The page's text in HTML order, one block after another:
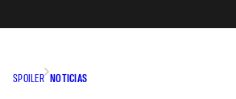
SPOILER NOTICIAS